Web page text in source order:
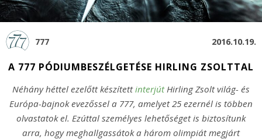
777 2016.10.19.
A 777 PÓDIUMBESZÉLGETÉSE HIRLING ZSOLTTAL
Néhány héttel ezelőtt készítettinterjútHirling Zsolt világ- és
Európa-bajnok evezőssel a 777, amelyet 25 ezernél is többen
olvastatok el. Ezúttal személyes lehetőséget is biztosítunk
arra, hogy meghallgassátok a három olimpiát megjárt